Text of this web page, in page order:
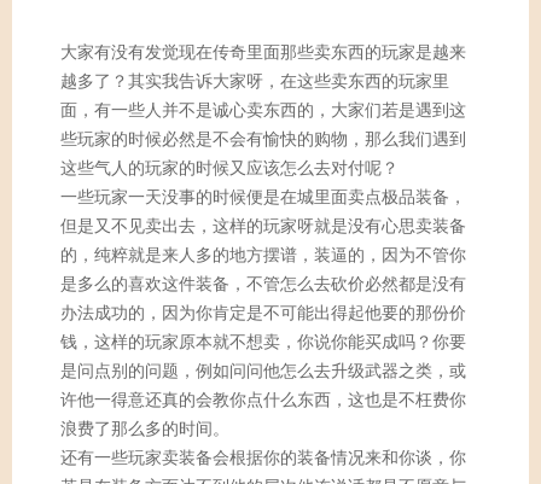
大家有没有发觉现在传奇里面那些卖东西的玩家是越来
越多了？其实我告诉大家呀，在这些卖东西的玩家里
面，有一些人并不是诚心卖东西的，大家们若是遇到这
些玩家的时候必然是不会有愉快的购物，那么我们遇到
这些气人的玩家的时候又应该怎么去对付呢？
一些玩家一天没事的时候便是在城里面卖点极品装备，
但是又不见卖出去，这样的玩家呀就是没有心思卖装备
的，纯粹就是来人多的地方摆谱，装逼的，因为不管你
是多么的喜欢这件装备，不管怎么去砍价必然都是没有
办法成功的，因为你肯定是不可能出得起他要的那份价
钱，这样的玩家原本就不想卖，你说你能买成吗？你要
是问点别的问题，例如问问他怎么去升级武器之类，或
许他一得意还真的会教你点什么东西，这也是不枉费你
浪费了那么多的时间。
还有一些玩家卖装备会根据你的装备情况来和你谈，你